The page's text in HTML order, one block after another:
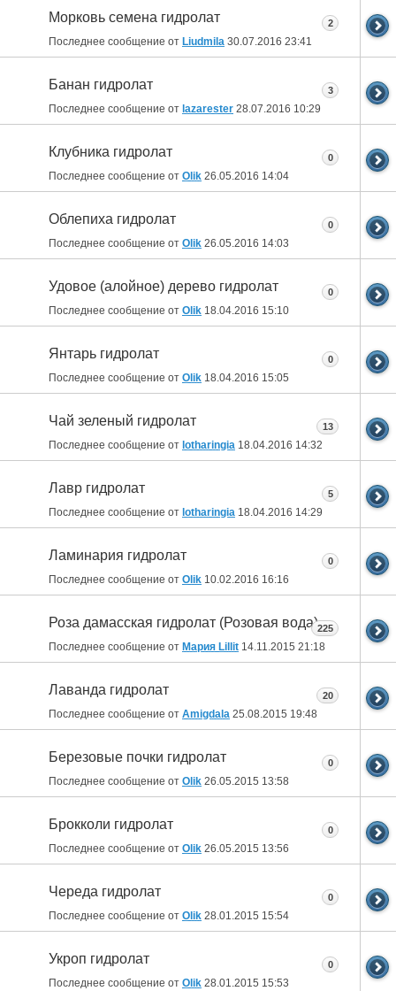
Морковь семена гидролат
Последнее сообщение от Liudmila 30.07.2016 23:41
2
Банан гидролат
Последнее сообщение от lazarester 28.07.2016 10:29
3
Клубника гидролат
Последнее сообщение от Olik 26.05.2016 14:04
0
Облепиха гидролат
Последнее сообщение от Olik 26.05.2016 14:03
0
Удовое (алойное) дерево гидролат
Последнее сообщение от Olik 18.04.2016 15:10
0
Янтарь гидролат
Последнее сообщение от Olik 18.04.2016 15:05
0
Чай зеленый гидролат
Последнее сообщение от lotharingia 18.04.2016 14:32
13
Лавр гидролат
Последнее сообщение от lotharingia 18.04.2016 14:29
5
Ламинария гидролат
Последнее сообщение от Olik 10.02.2016 16:16
0
Роза дамасская гидролат (Розовая вода)
Последнее сообщение от Мария Lillit 14.11.2015 21:18
225
Лаванда гидролат
Последнее сообщение от Amigdala 25.08.2015 19:48
20
Березовые почки гидролат
Последнее сообщение от Olik 26.05.2015 13:58
0
Брокколи гидролат
Последнее сообщение от Olik 26.05.2015 13:56
0
Череда гидролат
Последнее сообщение от Olik 28.01.2015 15:54
0
Укроп гидролат
Последнее сообщение от Olik 28.01.2015 15:53
0